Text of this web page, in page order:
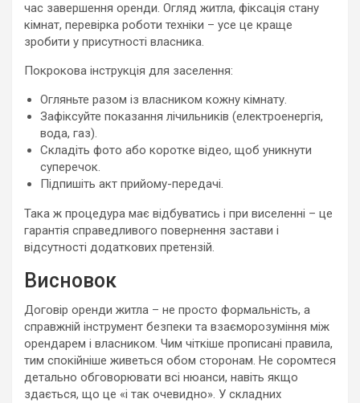
час завершення оренди. Огляд житла, фіксація стану
кімнат, перевірка роботи техніки – усе це краще
зробити у присутності власника.
Покрокова інструкція для заселення:
Огляньте разом із власником кожну кімнату.
Зафіксуйте показання лічильників (електроенергія,
вода, газ).
Складіть фото або коротке відео, щоб уникнути
суперечок.
Підпишіть акт прийому-передачі.
Така ж процедура має відбуватись і при виселенні – це
гарантія справедливого повернення застави і
відсутності додаткових претензій.
Висновок
Договір оренди житла – не просто формальність, а
справжній інструмент безпеки та взаєморозуміння між
орендарем і власником. Чим чіткіше прописані правила,
тим спокійніше живеться обом сторонам. Не соромтеся
детально обговорювати всі нюанси, навіть якщо
здається, що це «і так очевидно». У складних